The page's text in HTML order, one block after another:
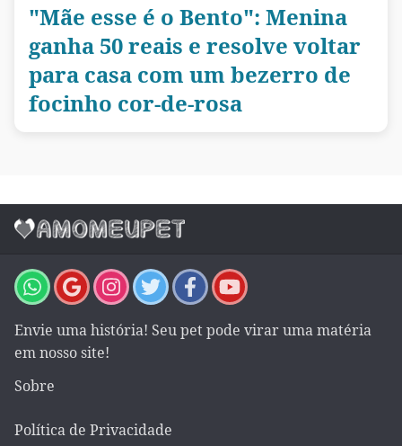
"Mãe esse é o Bento": Menina
ganha 50 reais e resolve voltar
para casa com um bezerro de
focinho cor-de-rosa
Envie uma história! Seu pet pode virar uma matéria
em nosso site!
Sobre
Política de Privacidade